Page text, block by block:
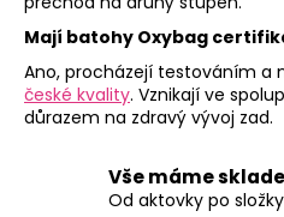
Mají batohy Oxybag
Ano, procházejí testováním a
české kvality. Vznikají ve
důrazem na zdravý vývoj zad.
Vše máme
Od aktovky po složky